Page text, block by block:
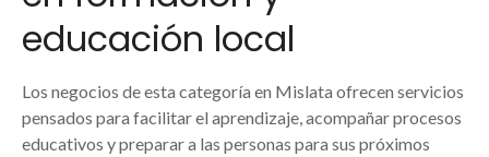
educación local
Los negocios de esta categoría en Mislata ofrecen servicios
pensados para facilitar el aprendizaje, acompañar procesos
educativos y preparar a las personas para sus próximos